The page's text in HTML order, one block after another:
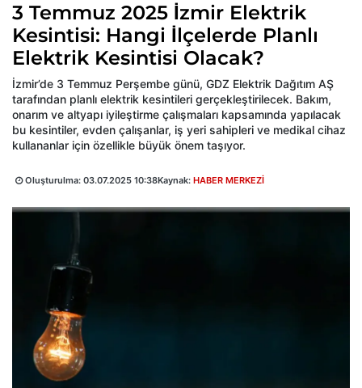
3 Temmuz 2025 İzmir Elektrik
Kesintisi: Hangi İlçelerde Planlı
Elektrik Kesintisi Olacak?
İzmir’de 3 Temmuz Perşembe günü, GDZ Elektrik Dağıtım AŞ
tarafından planlı elektrik kesintileri gerçekleştirilecek. Bakım,
onarım ve altyapı iyileştirme çalışmaları kapsamında yapılacak
bu kesintiler, evden çalışanlar, iş yeri sahipleri ve medikal cihaz
kullananlar için özellikle büyük önem taşıyor.
Oluşturulma: 03.07.2025 10:38Kaynak: HABER MERKEZİ